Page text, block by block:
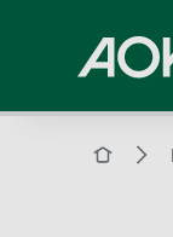
Hauptinhalt
springen
Magazin